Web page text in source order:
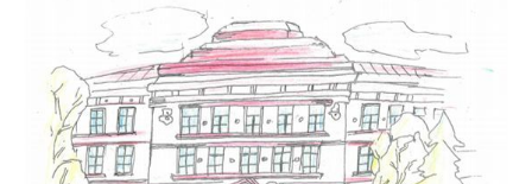
VEŘEJNÉ ZAKÁZKY
AKTUALITY
FOTOGALERIE
KONTAKTY